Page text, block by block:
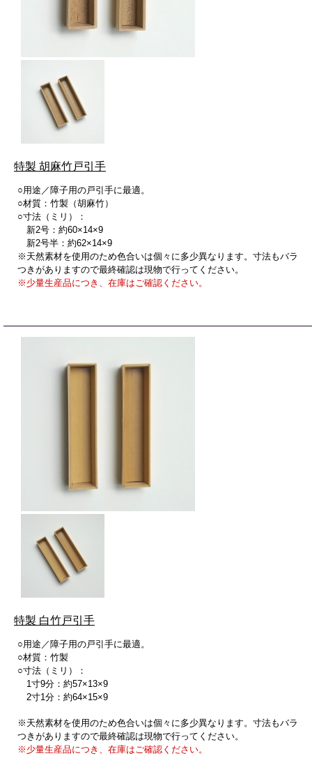
特製 胡麻竹戸引手
○用途／障子用の戸引手に最適。
○材質：竹製（胡麻竹）
○寸法（ミリ）：
新2号：約60×14×9
新2号半：約62×14×9
※天然素材を使用のため色合いは個々に多少異なります。寸法もバラ
つきがありますので最終確認は現物で行ってください。
※少量生産品につき、在庫はご確認ください。
特製 白竹戸引手
○用途／障子用の戸引手に最適。
○材質：竹製
○寸法（ミリ）：
1寸9分：約57×13×9
2寸1分：約64×15×9
※天然素材を使用のため色合いは個々に多少異なります。寸法もバラ
つきがありますので最終確認は現物で行ってください。
※少量生産品につき、在庫はご確認ください。